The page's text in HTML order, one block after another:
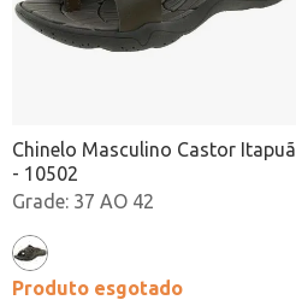
Chinelo Masculino Castor Itapuã
- 10502
37 AO 42
Produto esgotado